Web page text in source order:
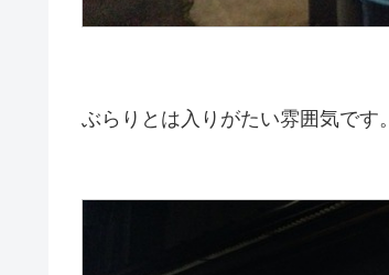
ぶらりとは入りがたい雰囲気です。